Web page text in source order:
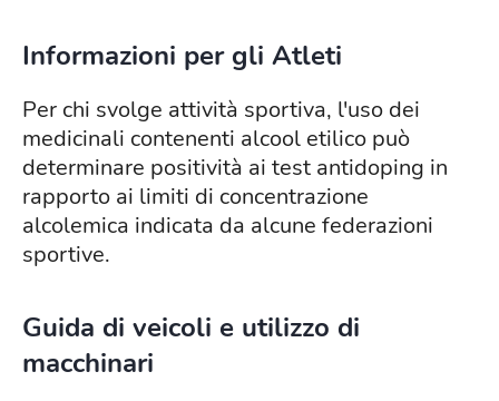
Informazioni per gli Atleti
Per chi svolge attività sportiva, l'uso dei
medicinali contenenti alcool etilico può
determinare positività ai test antidoping in
rapporto ai limiti di concentrazione
alcolemica indicata da alcune federazioni
sportive.
Guida di veicoli e utilizzo di
macchinari